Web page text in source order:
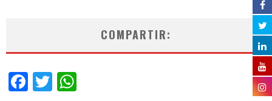
COMPARTIR:
Facebook
Twitter